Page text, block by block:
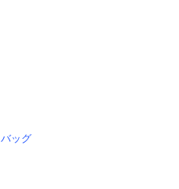
バッグ